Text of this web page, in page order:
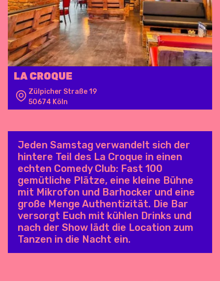
Jeden Samstag verwandelt sich der
hintere Teil des La Croque in einen
echten Comedy Club: Fast 100
gemütliche Plätze, eine kleine Bühne
mit Mikrofon und Barhocker und eine
große Menge Authentizität. Die Bar
versorgt Euch mit kühlen Drinks und
nach der Show lädt die Location zum
Tanzen in die Nacht ein.
LA CROQUE
Zülpicher Straße 19
50674 Köln